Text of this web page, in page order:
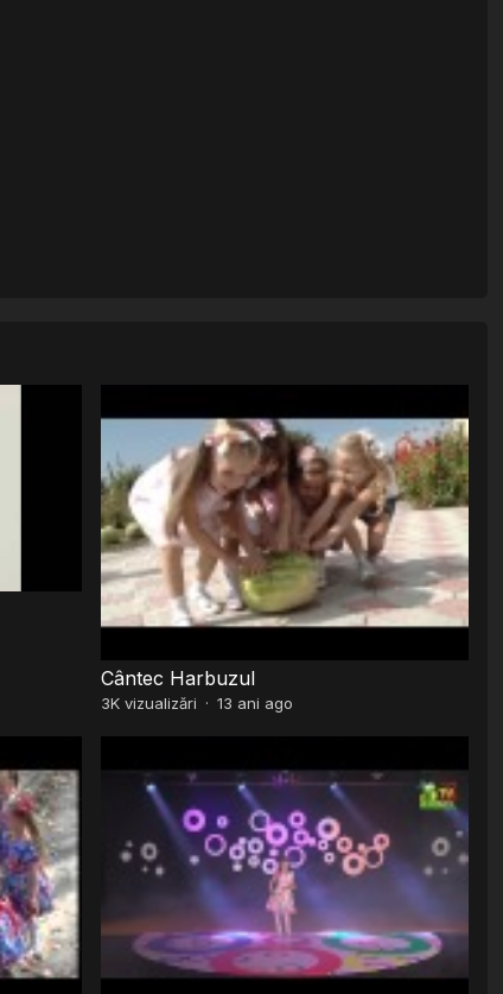
Cântec Harbuzul
3K vizualizări · 13 ani ago